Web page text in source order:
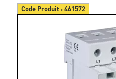
Code Produit :461572